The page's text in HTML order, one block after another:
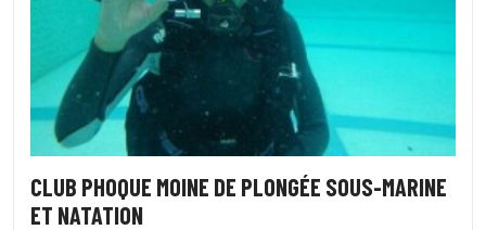
CLUB PHOQUE MOINE DE PLONGÉE SOUS-MARINE
ET NATATION